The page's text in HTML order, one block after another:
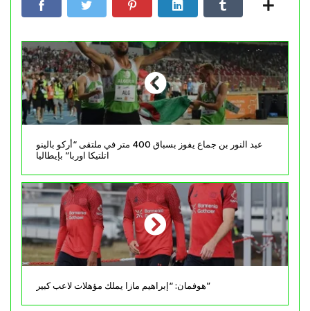
عبد النور بن جماع يفوز بسباق 400 متر في ملتقى “أركو بالينو
اتلتيكا اوربا” بإيطاليا
هوفمان: “إبراهيم مازا يملك مؤهلات لاعب كبير”